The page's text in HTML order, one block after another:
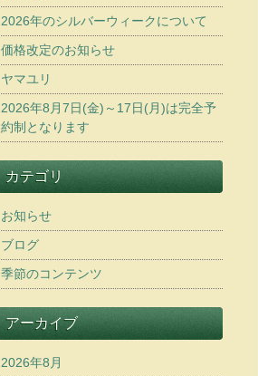
2026年のシルバーウィークについて
価格改定のお知らせ
ヤマユリ
2026年8月7日(金)～17日(月)は完全予
約制となります
カテゴリ
お知らせ
ブログ
季節のコンテンツ
アーカイブ
2026年8月